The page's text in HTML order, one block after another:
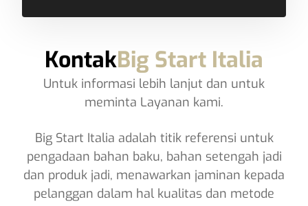
KontakBig Start Italia
Untuk informasi lebih lanjut dan untuk
meminta Layanan kami.
Big Start Italia adalah titik referensi untuk
pengadaan bahan baku, bahan setengah jadi
dan produk jadi, menawarkan jaminan kepada
pelanggan dalam hal kualitas dan metode